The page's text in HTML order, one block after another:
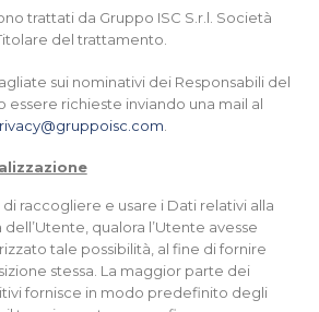
trattati da Gruppo ISC S.r.l. Società
del trattamento.
sui nominativi dei Responsabili del
richieste inviando una mail al
raccogliere e usare i Dati relativi alla
qualora l’Utente avesse
tale possibilità, al fine di fornire
stessa. La maggior parte dei
fornisce in modo predefinito degli